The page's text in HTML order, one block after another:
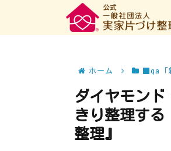
ホーム ■qa「
ダイヤモン
きり整理する
整理』